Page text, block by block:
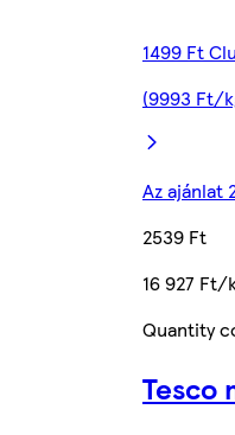
1499 Ft
(9993 Ft/
Az ajánlat
2539 Ft
16 927 Ft/
Quantity
Tesco